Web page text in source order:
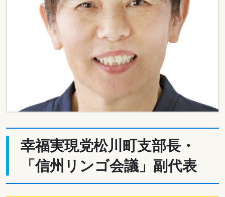
幸福実現党松川町支部長・
「信州リンゴ会議」副代表